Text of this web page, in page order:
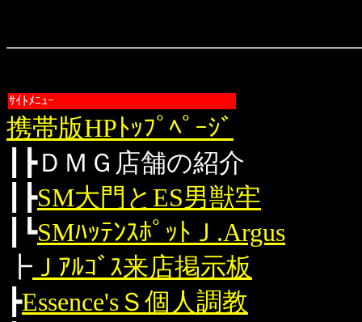
ｻｲﾄﾒﾆｭｰ
携帯版HPﾄｯﾌﾟﾍﾟｰｼﾞ
┃┣ＤＭＧ店舗の紹介
┃┣SM大門とES男獣牢
┃┗SMﾊｯﾃﾝｽﾎﾟｯﾄＪ.Argus
┣ Ｊｱﾙｺﾞｽ来店掲示板
┣Essence'sＳ個人調教